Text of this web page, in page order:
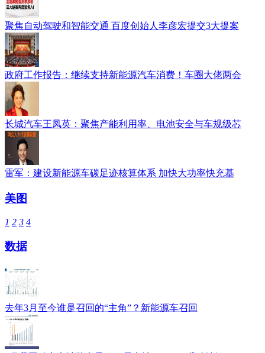
聚焦自动驾驶和智能交通 百度创始人李彦宏提交3大提案
政府工作报告：继续支持新能源汽车消费！车圈大佬两会
长城汽车王凤英：聚焦产能利用率、电池安全与车规级芯
雷军：建设新能源车碳足迹核算体系 加快大功率快充基
美图
1 2 3 4
数据
去年3月至今谁是召回的“主角”？新能源车召回